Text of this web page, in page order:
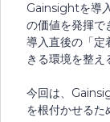
Gainsightを導
の価値を発揮で
導入直後の「定
きる環境を整え
今回は、
を根付かせるた